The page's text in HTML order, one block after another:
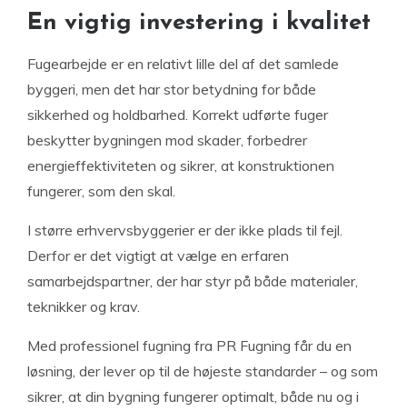
En vigtig investering i kvalitet
Fugearbejde er en relativt lille del af det samlede
byggeri, men det har stor betydning for både
sikkerhed og holdbarhed. Korrekt udførte fuger
beskytter bygningen mod skader, forbedrer
energieffektiviteten og sikrer, at konstruktionen
fungerer, som den skal.
I større erhvervsbyggerier er der ikke plads til fejl.
Derfor er det vigtigt at vælge en erfaren
samarbejdspartner, der har styr på både materialer,
teknikker og krav.
Med professionel fugning fra PR Fugning får du en
løsning, der lever op til de højeste standarder – og som
sikrer, at din bygning fungerer optimalt, både nu og i